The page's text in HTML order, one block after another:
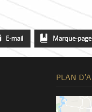
E-mail Marque-page
PLAN